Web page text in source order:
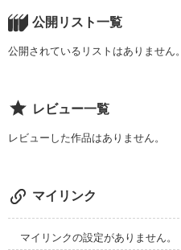
公開リスト一覧
公開されているリストはありません。
レビュー一覧
レビューした作品はありません。
マイリンク
マイリンクの設定がありません。